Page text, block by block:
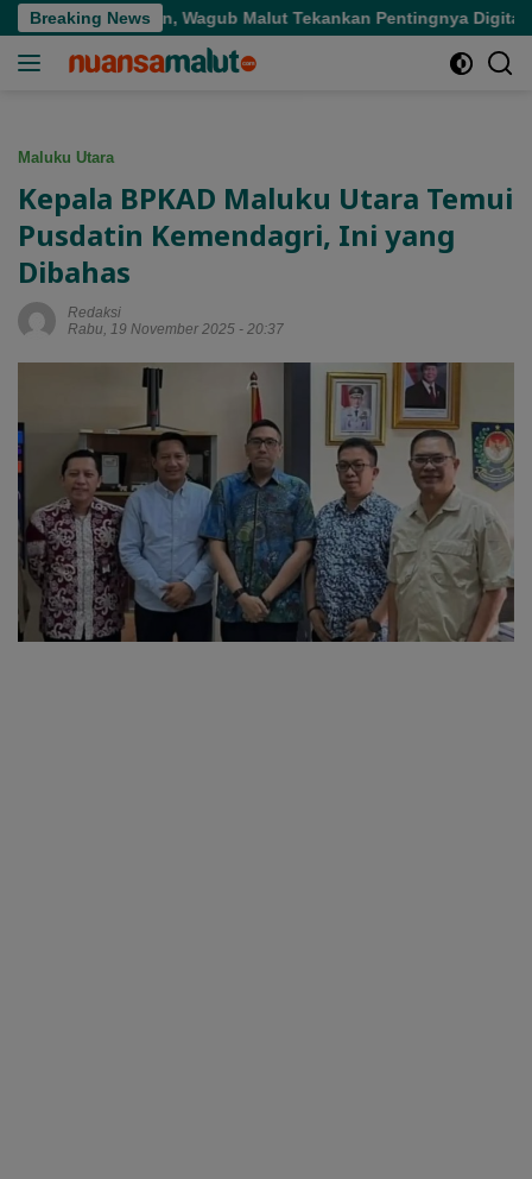
Langsung
ke
Breaking News
Sasaran, Wagub Malut Tekankan Pentingnya Digitalisasi
Maluku Utara
Kepala BPKAD Maluku Utara Temui
Pusdatin Kemendagri, Ini yang
Dibahas
Redaksi
Rabu, 19 November 2025 - 20:37